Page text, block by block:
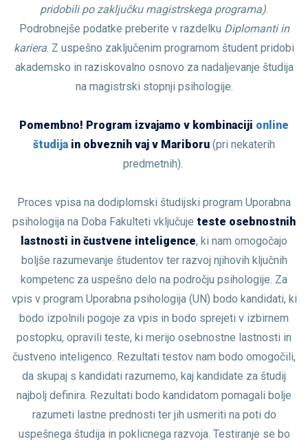
pridobili po zaključku magistrskega programa).
Podrobnejše podatke preberite v razdelku Diplomanti in
kariera. Z uspešno zaključenim programom študent pridobi
akademsko in raziskovalno osnovo za nadaljevanje študija
na magistrski stopnji psihologije.
Pomembno! Program izvajamo v kombinaciji online
študija in obveznih vaj v Mariboru (pri nekaterih
predmetnih).
Proces vpisa na dodiplomski študijski program Uporabna
psihologija na Doba Fakulteti vključuje teste osebnostnih
lastnosti in čustvene inteligence, ki nam omogočajo
boljše razumevanje študentov ter razvoj njihovih ključnih
kompetenc za uspešno delo na področju psihologije. Za
vpis v program Uporabna psihologija (UN) bodo kandidati, ki
bodo izpolnili pogoje za vpis in bodo sprejeti v izbirnem
postopku, opravili teste, ki merijo osebnostne lastnosti in
čustveno inteligenco. Rezultati testov nam bodo omogočili,
da skupaj s kandidati razumemo, kaj kandidate za študij
najbolj definira. Rezultati bodo kandidatom pomagali bolje
razumeti lastne prednosti ter jih usmeriti na poti do
uspešnega študija in poklicnega razvoja. Testiranje se bo